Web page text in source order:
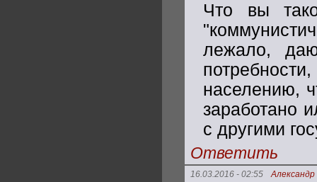
Что вы
лежало,
населению,
заработано
с другими
Ответить
16.03.2016 - 02:55